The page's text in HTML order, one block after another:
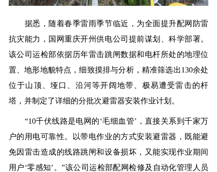
据悉，随着春季雷雨季节临近，为全面提升配网防雷
抗灾能力，国网重庆开州供电公司提前谋划、科学部署。
该公司运检部依据历年雷击跳闸数据和电杆所处的地理位
置、地形地貌特点，细致摸排与分析，精准筛选出130余处
位于山顶、垭口、沿河等开阔地带、极易遭受雷击的杆
塔，并制定了详细的分批次避雷器安装作业计划。
“10千伏线路是电网的‘毛细血管’，直接关系到千家万
户的用电可靠性。以带电作业的方式安装避雷器，既能避
免因雷击造成的线路跳闸和设备损坏，又能实现作业期间
用户‘零感知’。”该公司运检部配网检修及自动化管理人员